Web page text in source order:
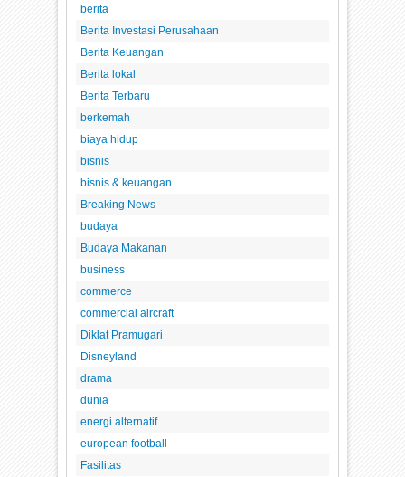
berita
Berita Investasi Perusahaan
Berita Keuangan
Berita lokal
Berita Terbaru
berkemah
biaya hidup
bisnis
bisnis & keuangan
Breaking News
budaya
Budaya Makanan
business
commerce
commercial aircraft
Diklat Pramugari
Disneyland
drama
dunia
energi alternatif
european football
Fasilitas